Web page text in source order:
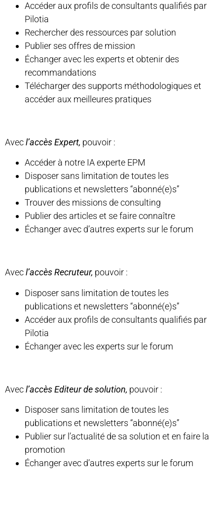
Accéder aux profils de consultants qualifiés par
Pilotia
Rechercher des ressources par solution
Publier ses offres de mission
Échanger avec les experts et obtenir des
recommandations
Télécharger des supports méthodologiques et
accéder aux meilleures pratiques
Avecl’accès Expert, pouvoir :
Accéder à notre IA experte EPM
Disposer sans limitation de toutes les
publications et newsletters “abonné(e)s”
Trouver des missions de consulting
Publier des articles et se faire connaître
Échanger avec d’autres experts sur le forum
Avecl’accès Recruteur, pouvoir :
Disposer sans limitation de toutes les
publications et newsletters “abonné(e)s”
Accéder aux profils de consultants qualifiés par
Pilotia
Échanger avec les experts sur le forum
Avecl’accès Editeur de solution, pouvoir :
Disposer sans limitation de toutes les
publications et newsletters “abonné(e)s”
Publier sur l’actualité de sa solution et en faire la
promotion
Échanger avec d’autres experts sur le forum